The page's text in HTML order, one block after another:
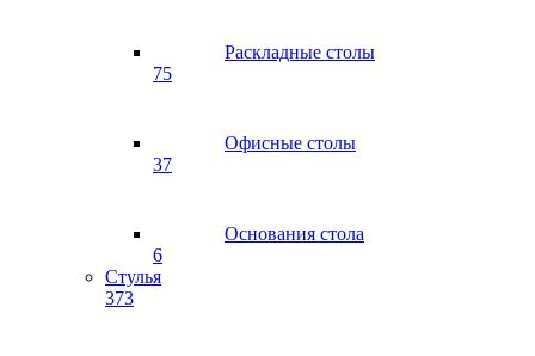
Раскладные столы
75
Офисные столы
37
Основания стола
6
Стулья
373